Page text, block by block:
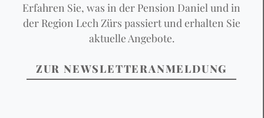
Erfahren Sie, was in der Pension Daniel und in
der Region Lech Zürs passiert und erhalten Sie
aktuelle Angebote.
ZUR NEWSLETTERANMELDUNG